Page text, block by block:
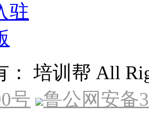
驻
： 培训帮 All
号
鲁公网安备